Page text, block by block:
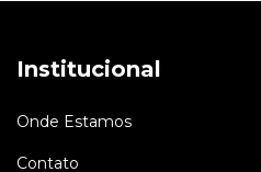
Institucional
Onde Estamos
Contato